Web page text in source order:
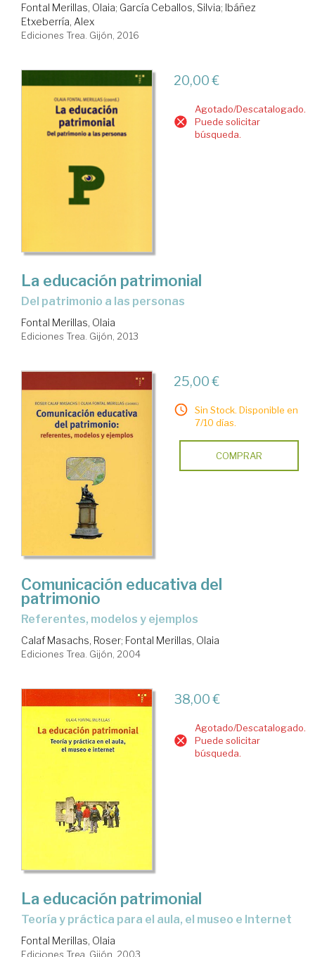
Fontal Merillas, Olaia; García Ceballos, Silvia; Ibáñez
Etxeberría, Alex
Ediciones Trea. Gijón, 2016
20,00 €
Agotado/Descatalogado.
Puede solicitar
búsqueda.
La educación patrimonial
del patrimonio a las personas
Fontal Merillas, Olaia
Ediciones Trea. Gijón, 2013
25,00 €
Sin Stock. Disponible en
7/10 días.
COMPRAR
Comunicación educativa del
patrimonio
referentes, modelos y ejemplos
Calaf Masachs, Roser; Fontal Merillas, Olaia
Ediciones Trea. Gijón, 2004
38,00 €
Agotado/Descatalogado.
Puede solicitar
búsqueda.
La educación patrimonial
teoría y práctica para el aula, el museo e Internet
Fontal Merillas, Olaia
Ediciones Trea. Gijón, 2003